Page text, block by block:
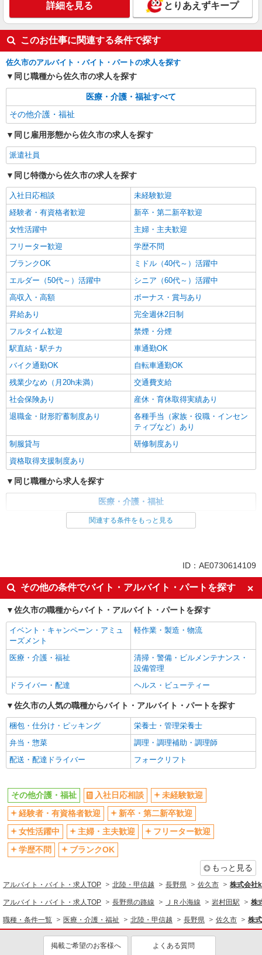
詳細を見る とりあえずキープ
このお仕事に関連する条件で探す
佐久市のアルバイト・バイト・パートの求人を探す
同じ職種から佐久市の求人を探す
医療・介護・福祉すべて
その他介護・福祉
同じ雇用形態から佐久市の求人を探す
派遣社員
同じ特徴から佐久市の求人を探す
入社日応相談
未経験歓迎
経験者・有資格者歓迎
新卒・第二新卒歓迎
女性活躍中
主婦・主夫歓迎
フリーター歓迎
学歴不問
ブランクOK
ミドル（40代～）活躍中
エルダー（50代～）活躍中
シニア（60代～）活躍中
高収入・高額
ボーナス・賞与あり
昇給あり
完全週休2日制
フルタイム歓迎
禁煙・分煙
駅直結・駅チカ
車通勤OK
バイク通勤OK
自転車通勤OK
残業少なめ（月20h未満）
交通費支給
社会保険あり
産休・育休取得実績あり
退職金・財形貯蓄制度あり
各種手当（家族・役職・インセン
ティブなど）あり
制服貸与
研修制度あり
資格取得支援制度あり
同じ職種から求人を探す
医療・介護・福祉
同じ特徴から求人を探す
交通費支給
社会保険あり
産休・育休取得実績あり
関連する条件をもっと見る
ID：AE0730614109
その他の条件でバイト・アルバイト・パートを探す
佐久市の職種からバイト・アルバイト・パートを探す
イベント・キャンペーン・アミュ
ーズメント
軽作業・製造・物流
医療・介護・福祉
清掃・警備・ビルメンテナンス・
設備管理
ドライバー・配達
ヘルス・ビューティー
佐久市の人気の職種からバイト・アルバイト・パートを探す
梱包・仕分け・ピッキング
栄養士・管理栄養士
弁当・惣菜
調理・調理補助・調理師
配送・配達ドライバー
フォークリフト
その他介護・福祉 入社日応相談
未経験歓迎
経験者・有資格者歓迎
新卒・第二新卒歓迎
女性活躍中
主婦・主夫歓迎
フリーター歓迎
学歴不問
ブランクOK
もっと見る
アルバイト・バイト・求人TOP 北陸・甲信越 長野県 佐久市 株式会社
アルバイト・バイト・求人TOP 長野県の路線 ＪＲ小海線 岩村田駅 株
職種・条件一覧 医療・介護・福祉 北陸・甲信越 長野県 佐久市 株
掲載ご希望のお客様へ よくある質問